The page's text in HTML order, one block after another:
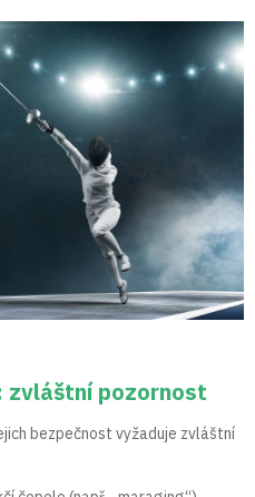
zvláštní pozornost
bezpečnost vyžaduje zvláštní